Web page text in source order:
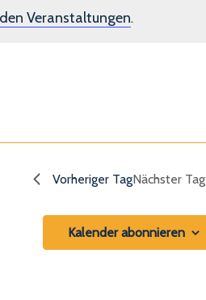
Veranstaltungen.
Vorheriger TagNächster Tag
Kalender abonnieren